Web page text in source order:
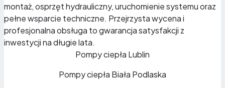
montaż, osprzęt hydrauliczny, uruchomienie systemu oraz
pełne wsparcie techniczne. Przejrzysta wycena i
profesjonalna obsługa to gwarancja satysfakcji z
inwestycji na długie lata.
Pompy ciepła Lublin
Pompy ciepła Biała Podlaska